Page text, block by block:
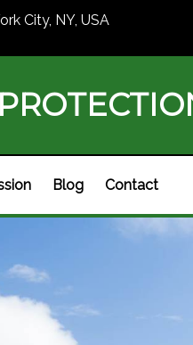
City, NY, USA
Blog Contact